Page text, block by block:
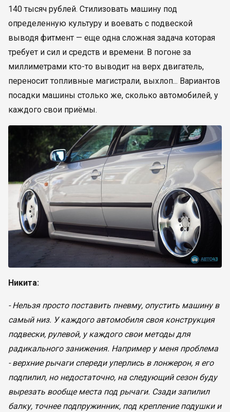
140 тысяч рублей. Стилизовать машину под
определенную культуру и воевать с подвеской
выводя фитмент — еще одна сложная задача которая
требует и сил и средств и времени. В погоне за
миллиметрами кто-то выводит на верх двигатель,
переносит топливные магистрали, выхлоп... Вариантов
посадки машины столько же, сколько автомобилей, у
каждого свои приёмы.
Никита:
- Нельзя просто поставить пневму, опустить машину в
самый низ. У каждого автомобиля своя конструкция
подвески, рулевой, у каждого свои методы для
радикального занижения. Например у меня проблема
- верхние рычаги спереди уперлись в лонжерон, я его
подпилил, но недостаточно, на следующий сезон буду
вырезать вообще места под рычаги. Сзади запилил
балку, точнее подпружинник, под крепление подушки и